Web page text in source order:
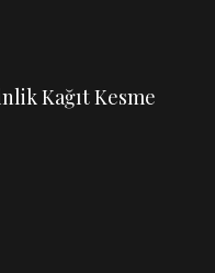
Kağıt Kesme